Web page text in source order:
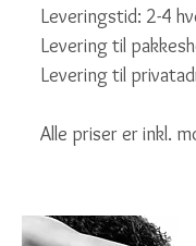
Leveringstid: 2-4
Levering til
Levering til
Alle priser er inkl.